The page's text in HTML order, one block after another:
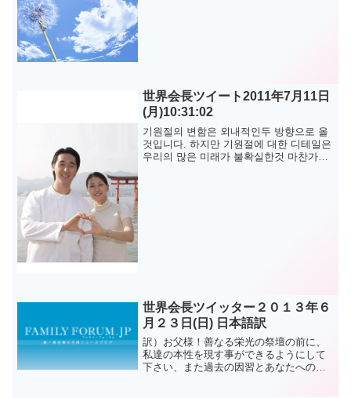
世界会長ツイート2011年7月11日
(月)10:31:02
기원절의 변함은 외내적인두 방향으로 올
것입니다. 하지만 기원절에 대한 디테일은
우리의 많은 미래가 불확실한것 마찬가지
世界会長ツイッター２０１３年６
月２３日(日) 日本語訳
訳）お父様！善なる栄光の祭壇の前に、
私達の本性を現す事ができるようにして
下さい、また過去の因習とあなたへの信